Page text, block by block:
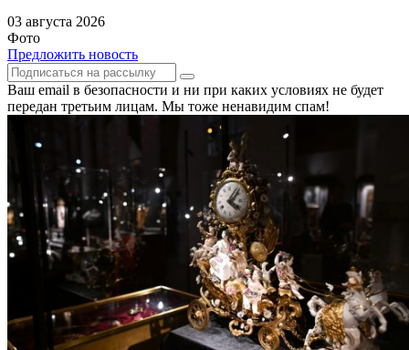
03 августа 2026
Фото
Предложить новость
Ваш email в безопасности и ни при каких условиях не будет
передан третьим лицам. Мы тоже ненавидим спам!